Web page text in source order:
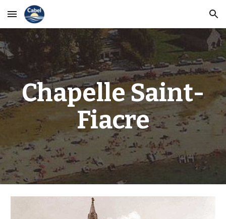
Skip to main content Skip to navigation
Chapelle Saint-
Fiacre